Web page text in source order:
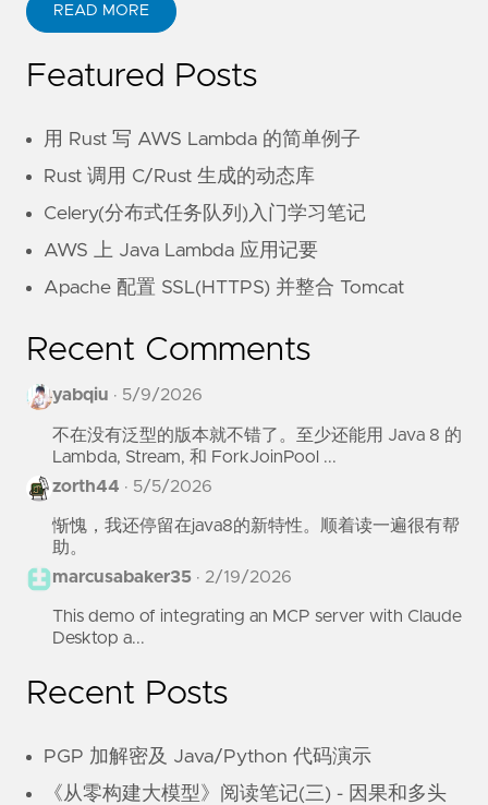
READ MORE
Featured Posts
用 Rust 写 AWS Lambda 的简单例子
Rust 调用 C/Rust 生成的动态库
Celery(分布式任务队列)入门学习笔记
AWS 上 Java Lambda 应用记要
Apache 配置 SSL(HTTPS) 并整合 Tomcat
Recent Comments
yabqiu · 5/9/2026
不在没有泛型的版本就不错了。至少还能用 Java 8 的
Lambda, Stream, 和 ForkJoinPool ...
zorth44 · 5/5/2026
惭愧，我还停留在java8的新特性。顺着读一遍很有帮
助。
marcusabaker35 · 2/19/2026
This demo of integrating an MCP server with Claude
Desktop a...
Recent Posts
PGP 加解密及 Java/Python 代码演示
《从零构建大模型》阅读笔记(三) - 因果和多头